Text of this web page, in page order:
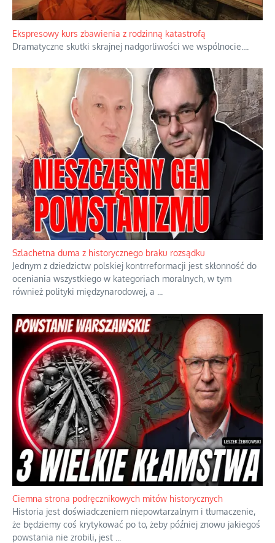
Ekspresowy kurs zbawienia z rodzinną katastrofą
Dramatyczne skutki skrajnej nadgorliwości we wspólnocie.
Szlachetna duma z historycznego braku rozsądku
Jednym z dziedzictw polskiej kontrreformacji jest skłonność do
oceniania wszystkiego w kategoriach moralnych, w tym
również polityki międzynarodowej, a
Ciemna strona podręcznikowych mitów historycznych
Historia jest doświadczeniem niepowtarzalnym i tłumaczenie,
że będziemy coś krytykować po to, żeby później znowu jakiegoś
powstania nie zrobili, jest